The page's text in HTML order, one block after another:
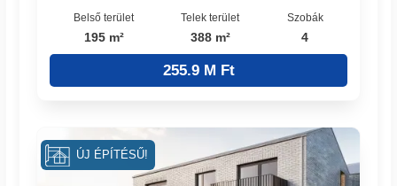
Belső terület
195 m²
Telek terület
388 m²
Szobák
4
255.9 M Ft
ÚJ ÉPÍTÉSŰ!